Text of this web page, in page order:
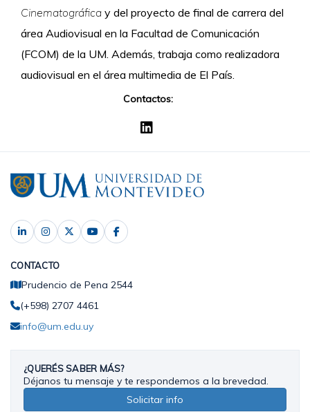
Cinematográfica y del proyecto de final de carrera del
área Audiovisual en la Facultad de Comunicación
(FCOM) de la UM. Además, trabaja como realizadora
audiovisual en el área multimedia de El País.
Contactos:
CONTACTO
Prudencio de Pena 2544
(+598) 2707 4461
info@um.edu.uy
¿QUERÉS SABER MÁS?
Déjanos tu mensaje y te respondemos a la brevedad.
Solicitar info